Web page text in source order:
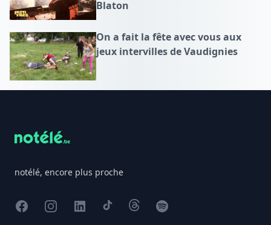
Blaton
On a fait la fête avec vous aux
jeux intervilles de Vaudignies
notélé, encore plus proche
FacebookInstagram
X TikTokThreadsSpotify